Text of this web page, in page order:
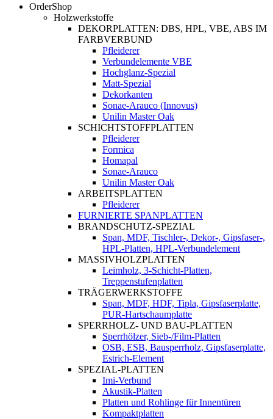
OrderShop
Holzwerkstoffe
DEKORPLATTEN: DBS, HPL, VBE, ABS IM
FARBVERBUND
Pfleiderer
Verbundelemente VBE
Hochglanz-Spezial
Matt-Spezial
Dekorkanten
Sonae-Arauco (Innovus)
Unilin Master Oak
SCHICHTSTOFFPLATTEN
Pfleiderer
Formica
Homapal
Sonae-Arauco
Unilin Master Oak
ARBEITSPLATTEN
Pfleiderer
FURNIERTE SPANPLATTEN
BRANDSCHUTZ-SPEZIAL
Span, MDF, Tischler-, Dekor-, Gipsfaser-,
HPL-Platten, HPL-Verbundelement
MASSIVHOLZPLATTEN
Leimholz, 3-Schicht-Platten,
Treppenstufenplatten
TRÄGERWERKSTOFFE
Span, MDF, HDF, Tipla, Gipsfaserplatte,
PUR-Hartschaumplatte
SPERRHOLZ- UND BAU-PLATTEN
Sperrhölzer, Sieb-/Film-Platten
OSB, ESB, Bausperrholz, Gipsfaserplatte,
Estrich-Element
SPEZIAL-PLATTEN
Imi-Verbund
Akustik-Platten
Platten und Rohlinge für Innentüren
Kompaktplatten